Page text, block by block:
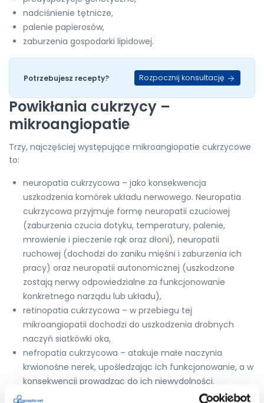
nadciśnienie tętnicze,
palenie papierosów,
zaburzenia gospodarki lipidowej.
Potrzebujesz recepty? Rozpocznij konsultację
Powikłania cukrzycy –
mikroangiopatie
Trzy, najczęściej występujące mikroangiopatie cukrzycowe
to:
neuropatia cukrzycowa – jako konsekwencja
uszkodzenia komórek układu nerwowego. Neuropatia
cukrzycowa przyjmuje formę neuropatii czuciowej
(zaburzenia czucia dotyku, temperatury, palenie,
mrowienie i pieczenie rąk oraz dłoni), neuropatii
ruchowej (dochodzi do zaniku mięśni i zaburzenia ich
pracy) oraz neuropatii autonomicznej (uszkodzone
zostają nerwy odpowiedzialne za funkcjonowanie
konkretnego narządu lub układu),
retinopatia cukrzycowa – w przebiegu tej
mikroangiopatii dochodzi do uszkodzenia drobnych
naczyń siatkówki oka,
nefropatia cukrzycowa – atakuje małe naczynia
krwionośne nerek, upośledzając ich funkcjonowanie, a w
konsekwencji prowadząc do ich niewydolności.